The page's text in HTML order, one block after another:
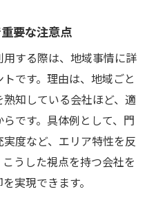
括査定サービスの魅力
める一括査定のメリッ
に一括査定が適する理
に支持される背景
要な注意点
する際は、地域事情に詳
です。理由は、地域ごと
知している会社ほど、適
です。具体例として、門
度など、エリア特性を反
うした視点を持つ会社を
実現できます。